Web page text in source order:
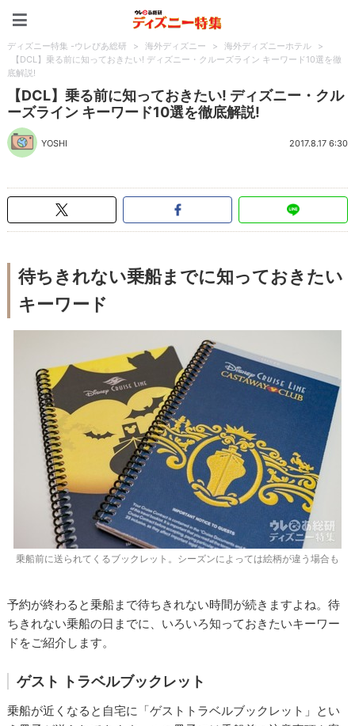
ディズニー特集 -ウレぴあ総研 > 海外ディズニー > 海外ディズニーホテル
>
【DCL】乗る前に知っておきたい! ディズニー・クルーズライン キーワード10選を徹
底解説!
【DCL】乗る前に知っておきたい! ディズニー・クル
ーズライン キーワード10選を徹底解説!
YOSHI 2017.8.17 6:30
待ちきれない乗船までに知っておきたい
キーワード
乗船前に送られてくるブックレット。シーズンによっては絵柄が違う場合も
予約が終わると乗船まで待ちきれない時間が続きますよね。待
ちきれない乗船の日までに、いろいろ知っておきたいキーワー
ドをご紹介します。
ゲスト トラベルブックレット
乗船が近くなると自宅に「ゲストトラベルブックレット」とい